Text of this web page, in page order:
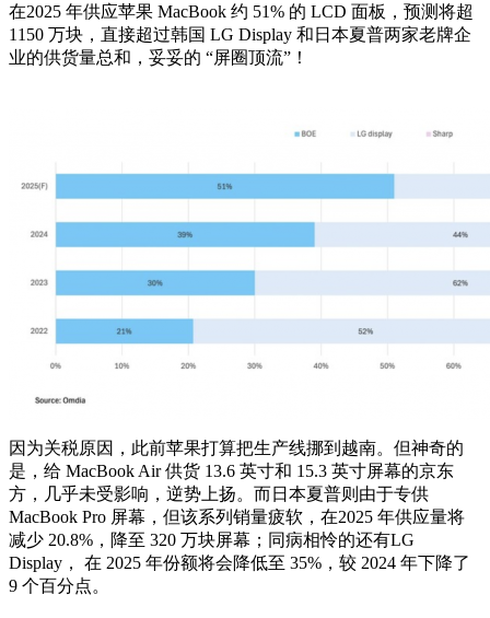
在2025 年供应苹果 MacBook 约 51% 的 LCD 面板，预测将超
1150 万块，直接超过韩国 LG Display 和日本夏普两家老牌企
业的供货量总和，妥妥的 “屏圈顶流”！
因为关税原因，此前苹果打算把生产线挪到越南。但神奇的
是，给 MacBook Air 供货 13.6 英寸和 15.3 英寸屏幕的京东
方，几乎未受影响，逆势上扬。而日本夏普则由于专供
MacBook Pro 屏幕，但该系列销量疲软，在2025 年供应量将
减少 20.8%，降至 320 万块屏幕；同病相怜的还有LG
Display， 在 2025 年份额将会降低至 35%，较 2024 年下降了
9 个百分点。